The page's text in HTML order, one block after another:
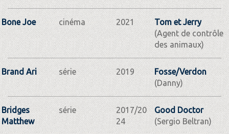
Bone Joe cinéma 2021
Tom et Jerry
(Agent de contrôle
des animaux)
Brand Ari série 2019
Fosse/Verdon
(Danny)
Bridges
Matthew
série
2017/20
24
Good Doctor
(Sergio Beltran)